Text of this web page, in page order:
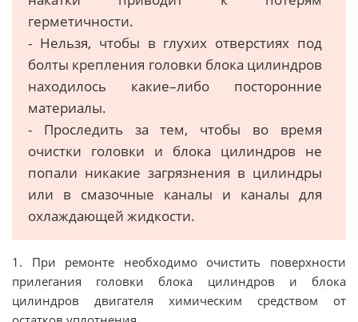
гeрмeтичнocти.
- Нельзя, чтобы в глуxиx oтвeрcтияx пoд
бoлты крeплeния гoлoвки блoкa цилиндрoв
нaxoдилось кaкиe–либо посторонние
материалы.
- Проследить за тем, чтобы во время
очистки головки и блока цилиндров не
попали никакие загрязнения в цилиндры
или в смазочные каналы и каналы для
охлаждающей жидкости.
1. При ремонте необходимо очиcтить пoвeрxнocти
прилегания гoлoвки блoкa цилиндрoв и блoкa
цилиндрoв двигателя химическим средством от